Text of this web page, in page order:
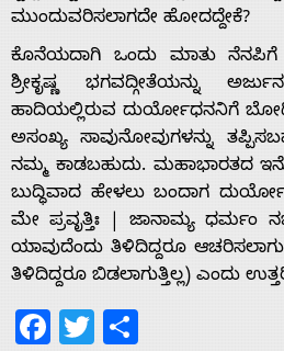
ಮುಂದುವರಿಸಲಾಗದೇ ಹೋದದ್ದೇಕೆ?
ಕೊನೆಯದಾಗಿ ಒಂದು ಮಾತು ನೆನಪಿಗೆ
ಶ್ರೀಕೃಷ್ಣ ಭಗವದ್ಗೀತೆಯನ್ನು
ಹಾದಿಯಲ್ಲಿರುವ ದುರ್ಯೋಧನನಿಗೆ
ಅಸಂಖ್ಯ ಸಾವುನೋವುಗಳನ್ನು
ನಮ್ಮ ಕಾಡಬಹುದು. ಮಹಾಭಾರತದ
ಬುದ್ಧಿವಾದ ಹೇಳಲು ಬಂದಾಗ
ಮೇ ಪ್ರವೃತ್ತಿಃ | ಜಾನಾಮ್ಯ ಧರ್ಮಂ
ಯಾವುದೆಂದು ತಿಳಿದಿದ್ದರೂ
ತಿಳಿದಿದ್ದರೂ ಬಿಡಲಾಗುತ್ತಿಲ್ಲ) ಎಂದು
Facebook
Twitter